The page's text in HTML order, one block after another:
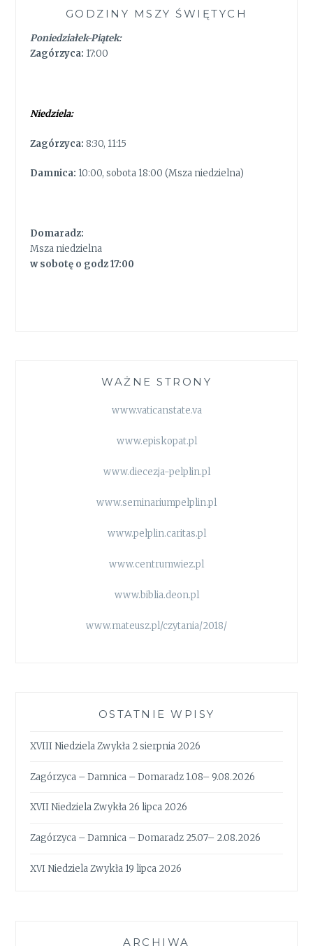
GODZINY MSZY ŚWIĘTYCH
Poniedziałek-Piątek:
Zagórzyca: 17:00
Niedziela:
Zagórzyca: 8:30, 11:15
Damnica: 10:00, sobota 18:00 (Msza niedzielna)
Domaradz:
Msza niedzielna
w sobotę o godz 17:00
WAŻNE STRONY
www.vaticanstate.va
www.episkopat.pl
www.diecezja-pelplin.pl
www.seminariumpelplin.pl
www.pelplin.caritas.pl
www.centrumwiez.pl
www.biblia.deon.pl
www.mateusz.pl/czytania/2018/
OSTATNIE WPISY
XVIII Niedziela Zwykła 2 sierpnia 2026
Zagórzyca – Damnica – Domaradz 1.08– 9.08.2026
XVII Niedziela Zwykła 26 lipca 2026
Zagórzyca – Damnica – Domaradz 25.07– 2.08.2026
XVI Niedziela Zwykła 19 lipca 2026
ARCHIWA